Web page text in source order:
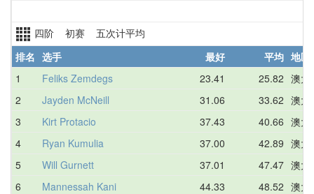
四阶 初赛 五次计平均
排名 选手 最好 平均 地区
1
Feliks Zemdegs 23.41 25.82 澳大
2
Jayden McNeill 31.06 33.62 澳大
3
Kirt Protacio 37.43 40.66 澳大
4
Ryan Kumulia 37.00 42.89 澳大
5
Will Gurnett 37.01 47.47 澳大
6
Mannessah Kani 44.33 48.52 澳大